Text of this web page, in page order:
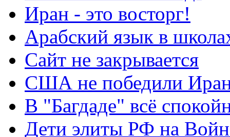
Иран - это восторг!
Арабский язык в
Сайт не закрывается
США не победили
В "Багдаде" всё
Дети элиты РФ на